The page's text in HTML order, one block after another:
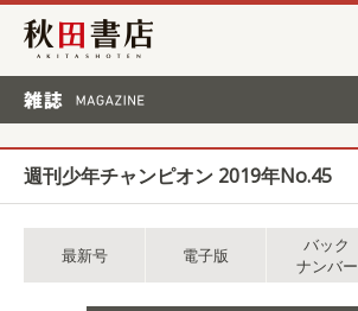
秋田書店
週刊少年チャンピオン 2019年No.45
最新号 電子版
バック
ナンバー